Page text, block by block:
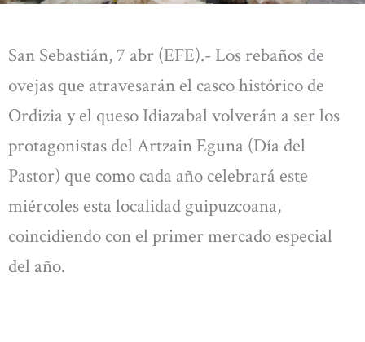
San Sebastián, 7 abr (EFE).- Los rebaños de
ovejas que atravesarán el casco histórico de
Ordizia y el queso Idiazabal volverán a ser los
protagonistas del Artzain Eguna (Día del
Pastor) que como cada año celebrará este
miércoles esta localidad guipuzcoana,
coincidiendo con el primer mercado especial
del año.